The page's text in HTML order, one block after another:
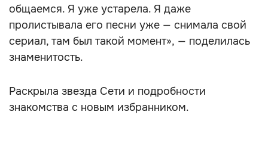
общаемся. Я уже устарела. Я даже
пролистывала его песни уже — снимала свой
сериал, там был такой момент», — поделилась
знаменитость.
Раскрыла звезда Сети и подробности
знакомства с новым избранником.